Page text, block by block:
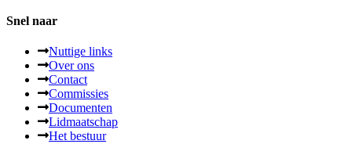
Snel naar
Nuttige links
Over ons
Contact
Commissies
Documenten
Lidmaatschap
Het bestuur